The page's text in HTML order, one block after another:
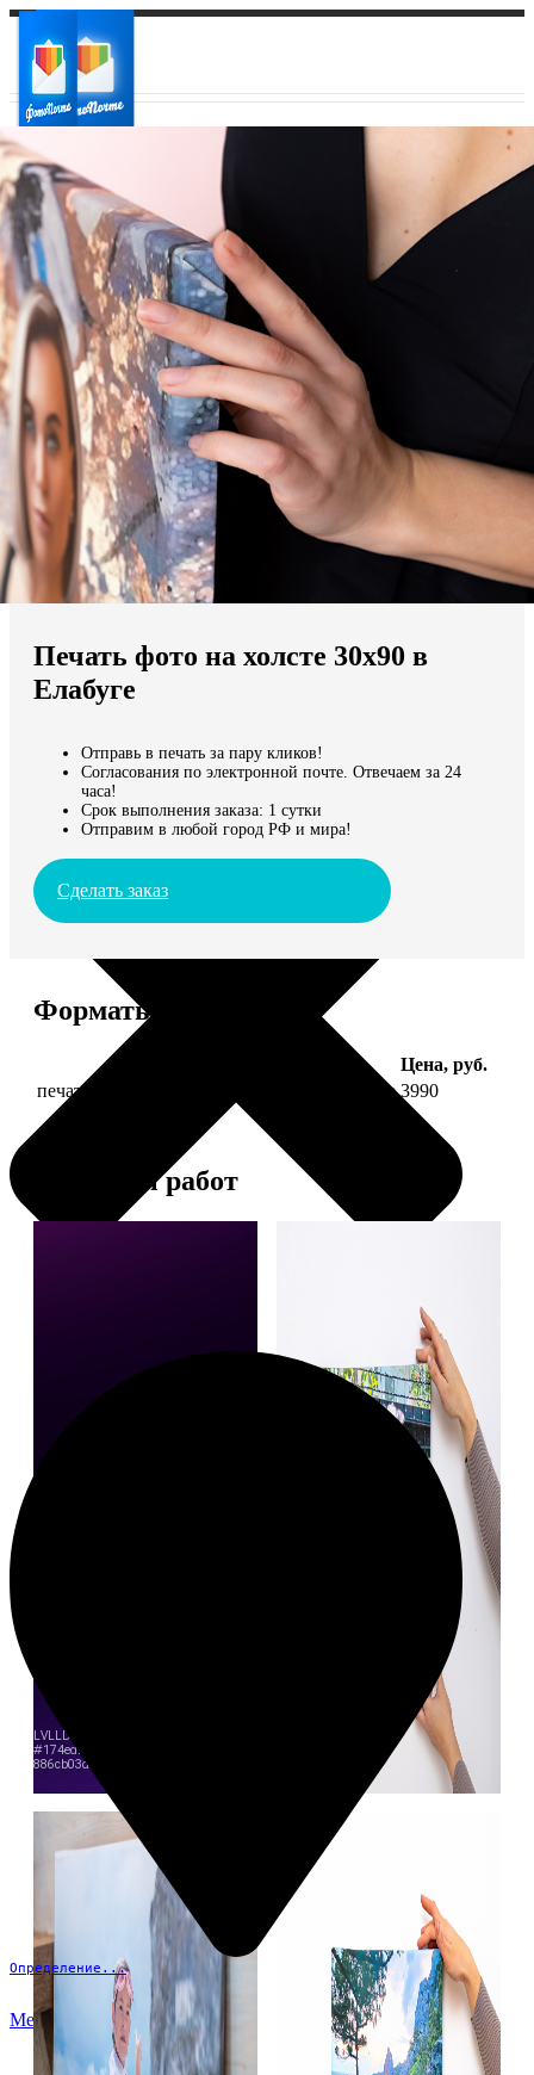
Ваш город:
Ваш регион доставки
Выберите из списка:
Мы доставляем по всему миру
Продолжить без города
Определение...
Меню
Печать фото на холсте 30х90 в
Елабуге
Отправь в печать за пару кликов!
Согласования по электронной почте. Отвечаем за 24
часа!
Срок выполнения заказа: 1 сутки
Отправим в любой город РФ и мира!
Сделать заказ
Форматы и цены
Цена, руб.
печать фото на холсте 30х90 на подрамнике 3990
Примеры работ